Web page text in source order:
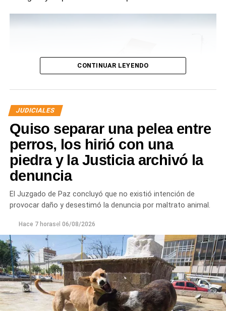
Desde Defensa Civil y Desarrollo Social se brindó
Noroeste, Quinta 25, Carlos Soria y Chacramonte,
donde se entregaron nylon, frazadas, colchones, leña
y alimentos.
En paralelo, las cuadrillas municipales realizaron la
limpieza de alcantarillas y sumideros en distintos
sectores de la ciudad, entre ellos Jujuy y Güemes;
Güemes entre Dr. Maradona y República del Líbano;
Carlos Gardel y Rochdale; Rochdale y Australia;
Rochdale y Jujuy; Yrigoyen y Mendoza; Yrigoyen y
CONTINUAR LEYENDO
JUDICIALES
Quiso separar una pelea entre
perros, los hirió con una
piedra y la Justicia archivó la
denuncia
El Juzgado de Paz concluyó que no existió intención de
provocar daño y desestimó la denuncia por maltrato animal.
Hace 7 horasel 06/08/2026